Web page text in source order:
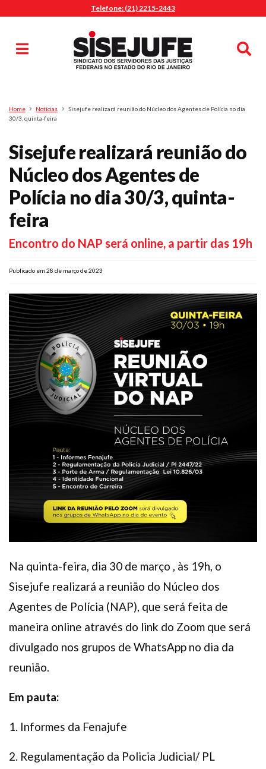
Telefone: (21) 2215-2443
Pesquisa
Home Notícias
Sisejufe realizará reunião do Núcleo dos Agentes de Polícia no dia
30/3, quinta-feira
Sisejufe realizará reunião do
Núcleo dos Agentes de
Polícia no dia 30/3, quinta-
feira
Encontro do NAP será online, a partir das 19h
Publicado em 28 de março de 2023
Na quinta-feira, dia 30 de março , às 19h, o
Sisejufe realizará a reunião do Núcleo dos
Agentes de Polícia (NAP), que será feita de
maneira online através do link do Zoom que será
divulgado nos grupos de WhatsApp no dia da
reunião.
Em pauta:
1. Informes da Fenajufe
2. Regulamentação da Policia Judicial/ PL
MENU
Sindicalize-se
Jurídico
O Sindicato
Agenda
Casa do Alto
Sede Campestre
Nossos Convênios
Gympass Wellhub
Assistência Funeral
Pós-graduação
FacebookInstagramTwitter Youtube